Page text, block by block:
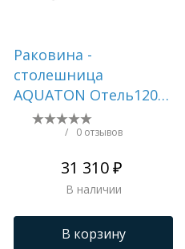
Раковина -
столешница
AQUATON Отель1200,
белая ()
1A70103NOT01R
/ 0 отзывов
31 310 ₽
В наличии
В корзину